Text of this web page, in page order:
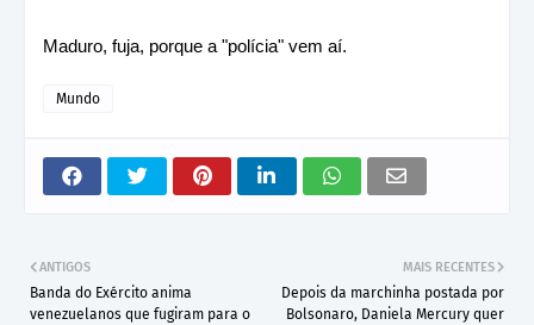
Maduro, fuja, porque a "polícia" vem aí.
Mundo
MAIS RECENTES
Depois da marchinha postada por
Bolsonaro, Daniela Mercury quer
ANTIGOS
Banda do Exército anima
venezuelanos que fugiram para o